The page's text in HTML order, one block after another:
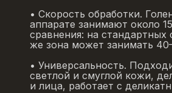
• Скорость обработки.
аппарате занимают около
сравнения: на стандартных
же зона может занимать
• Универсальность.
светлой и смуглой кожи,
и лица, работает с